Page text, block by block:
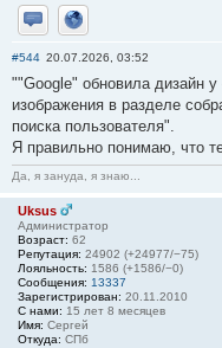
Отправить личное
Сайт
#544 20.07.2026, 03:52
""Google" обновила дизайн
изображения в разделе
поиска пользователя".
Я правильно понимаю, что
Да, я зануда, я знаю...
Uksus
Администратор
Возраст: 62
Репутация: 24902 (+24977/−75)
Лояльность: 1586 (+1586/−0)
Сообщения: 13337
Зарегистрирован: 20.11.2010
С нами: 15 лет 8 месяцев
Имя: Сергей
Откуда: СПб